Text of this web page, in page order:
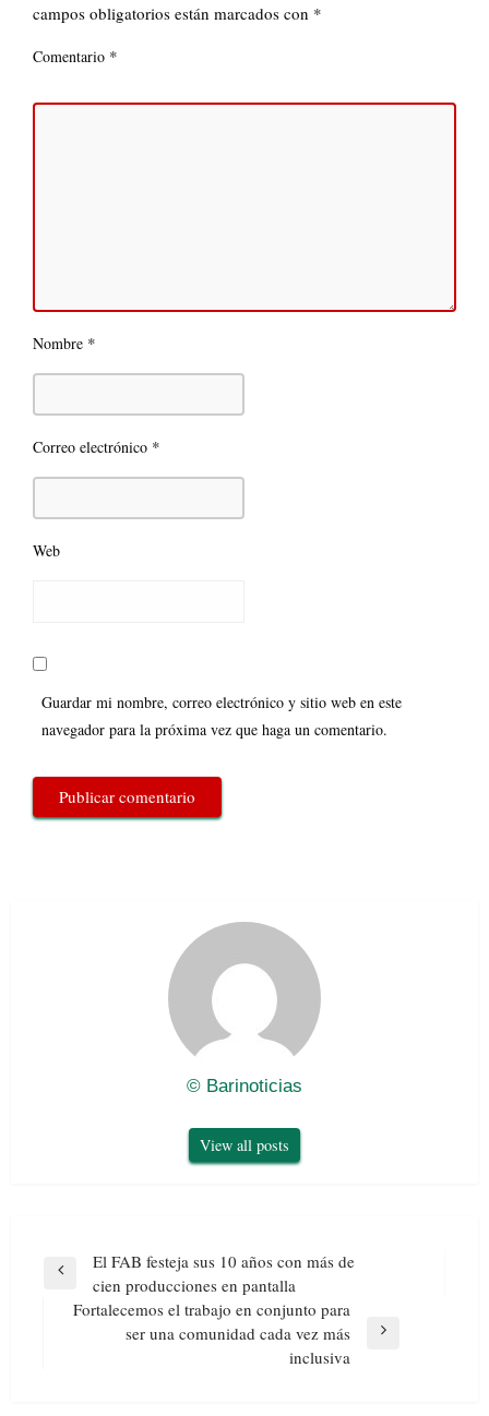
campos obligatorios están marcados con *
Comentario *
Nombre *
Correo electrónico *
Web
Guardar mi nombre, correo electrónico y sitio web en este
navegador para la próxima vez que haga un comentario.
© Barinoticias
View all posts
Navegación
entradas
Previous
El FAB festeja sus 10 años con más de
cien producciones en pantalla
Fortalecemos el trabajo en conjunto para
ser una comunidad cada vez más
inclusiva